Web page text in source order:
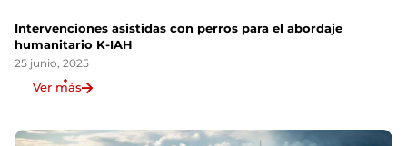
Intervenciones asistidas con perros para el abordaje
humanitario K-IAH
25 junio, 2025
Ver más